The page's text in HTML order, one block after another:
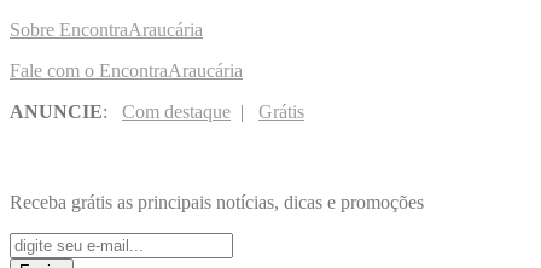
Sobre EncontraAraucária
Fale com o EncontraAraucária
ANUNCIE: Com destaque | Grátis
Receba grátis as principais notícias, dicas e promoções